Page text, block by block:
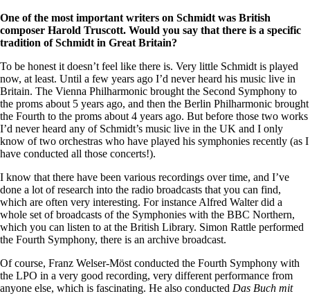
One of the most important writers on Schmidt was British
composer Harold Truscott. Would you say that there is a specific
tradition of Schmidt in Great Britain?
To be honest it doesn’t feel like there is. Very little Schmidt is played
now, at least. Until a few years ago I’d never heard his music live in
Britain. The Vienna Philharmonic brought the Second Symphony to
the proms about 5 years ago, and then the Berlin Philharmonic brought
the Fourth to the proms about 4 years ago. But before those two works
I’d never heard any of Schmidt’s music live in the UK and I only
know of two orchestras who have played his symphonies recently (as I
have conducted all those concerts!).
I know that there have been various recordings over time, and I’ve
done a lot of research into the radio broadcasts that you can find,
which are often very interesting. For instance Alfred Walter did a
whole set of broadcasts of the Symphonies with the BBC Northern,
which you can listen to at the British Library. Simon Rattle performed
the Fourth Symphony, there is an archive broadcast.
Of course, Franz Welser-Möst conducted the Fourth Symphony with
the LPO in a very good recording, very different performance from
anyone else, which is fascinating. He also conducted Das Buch mit